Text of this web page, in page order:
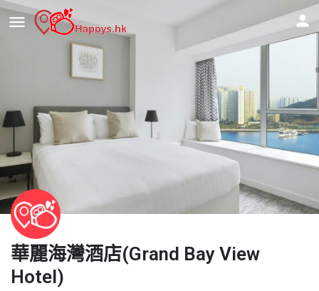
華麗海灣酒店(Grand Bay View
Hotel)